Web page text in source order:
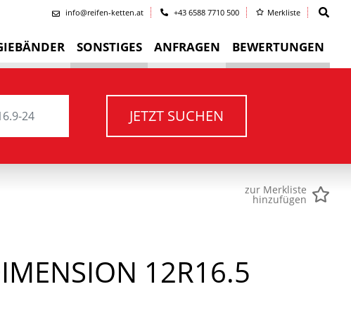
info@reifen-ketten.at +43 6588 7710 500 Merkliste
SONSTIGES ANFRAGEN BEWERTUNGEN
JETZT SUCHEN
zur Merkliste
hinzufügen
12R16.5